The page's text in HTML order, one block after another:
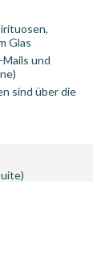
Glas
und
sind über die